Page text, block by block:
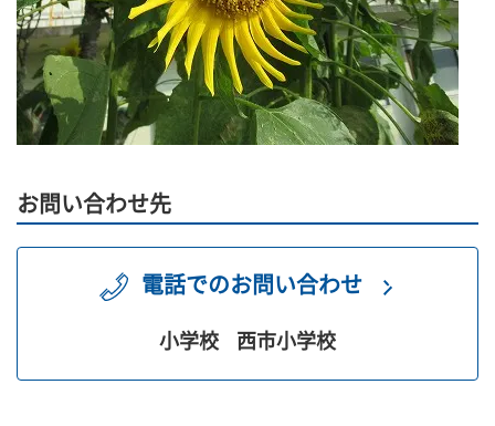
お問い合わせ先
電話でのお問い合わせ
小学校 西市小学校